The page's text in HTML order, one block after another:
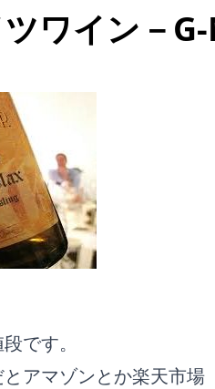
ワイン－
です。
アマゾンとか楽天市場